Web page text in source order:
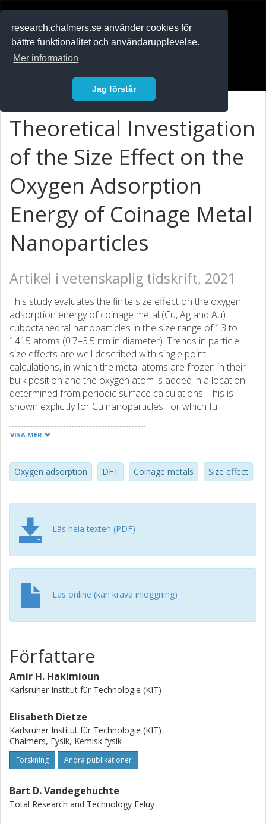
research.chalmers.se använder cookies för
bättre funktionalitet och användarupplevelse.
Mer information
Jag förstår
Theoretical Investigation
of the Size Effect on the
Oxygen Adsorption
Energy of Coinage Metal
Nanoparticles
Artikel i vetenskaplig tidskrift, 2021
This study evaluates the finite size effect on the oxygen
adsorption energy of coinage metal (Cu, Ag and Au)
cuboctahedral nanoparticles in the size range of 13 to
1415 atoms (0.7–3.5 nm in diameter). Trends in particle
size effects are well described with single point
calculations, in which the metal atoms are frozen in their
bulk position and the oxygen atom is added in a location
determined from periodic surface calculations. This is
shown explicitly for Cu nanoparticles, for which full
between relaxed and unrelaxed adsorption energies that
of the (211) extended surface. The 55-atomic cluster is an
outlier for all of the coinage metals and all three materials
VISA MER
Oxygen adsorption DFT Coinage metals Size effect
Läs hela texten (PDF)
Läs online (kan kräva inloggning)
Författare
Amir H. Hakimioun
Karlsruher Institut für Technologie (KIT)
Elisabeth Dietze
Karlsruher Institut für Technologie (KIT)
Chalmers, Fysik, Kemisk fysik
Forskning Andra publikationer
Bart D. Vandegehuchte
Total Research and Technology Feluy